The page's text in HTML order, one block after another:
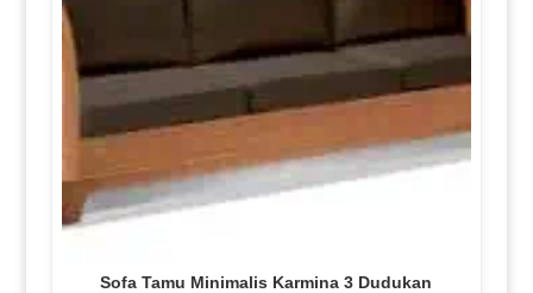
Sofa Tamu Minimalis Karmina 3 Dudukan